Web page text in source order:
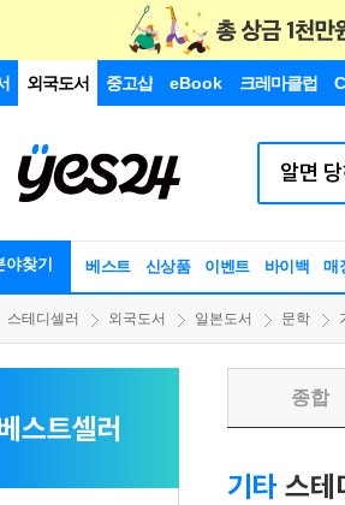
외국도서 중고샵 eBook 크레마클럽
야찾기 베스트 신상품 이벤트 바이백 매
스테디셀러 외국도서 일본도서 문학
스트셀러
종합
기타 스테